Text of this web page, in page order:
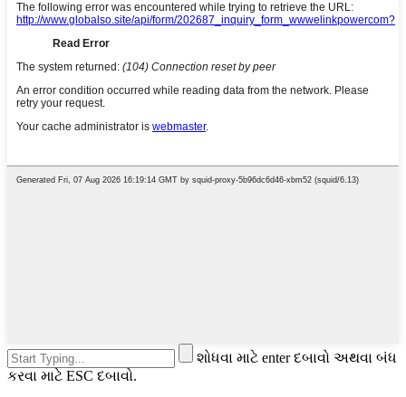
શોધવા માટે enter દબાવો અથવા બંધ
કરવા માટે ESC દબાવો.